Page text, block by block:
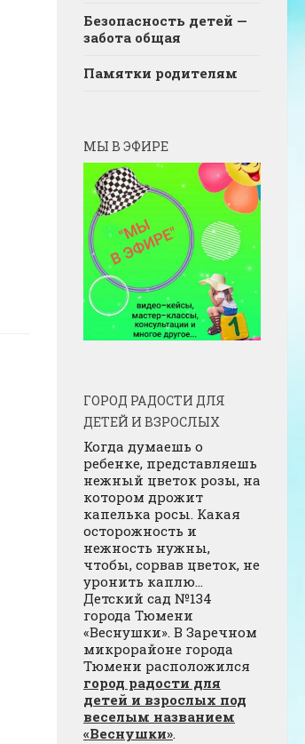
Безопасность детей —
забота общая
Памятки родителям
МЫ В ЭФИРЕ
ГОРОД РАДОСТИ ДЛЯ
ДЕТЕЙ И ВЗРОСЛЫХ
Когда думаешь о
ребенке, представляешь
нежный цветок розы, на
котором дрожит
капелька росы. Какая
осторожность и
нежность нужны,
чтобы, сорвав цветок, не
уронить каплю…
Детский сад №134
города Тюмени
«Веснушки». В Заречном
микрорайоне города
Тюмени расположился
город радости для
детей и взрослых под
веселым названием
«Веснушки».